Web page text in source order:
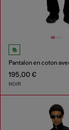
195,00 €
NOIR